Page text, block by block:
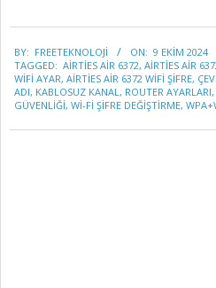
10-
09
BY: FREETEKNOLOJI ON: 9 EKIM 2024
TAGGED: AIRTIES AIR 6372, AIRTIES AIR
WIFI AYAR, AIRTIES AIR 6372 WIFI ŞIFRE,
ADI, KABLOSUZ KANAL, ROUTER AYARLARI,
GÜVENLIĞI, WI-FI ŞIFRE DEĞIŞTIRME,